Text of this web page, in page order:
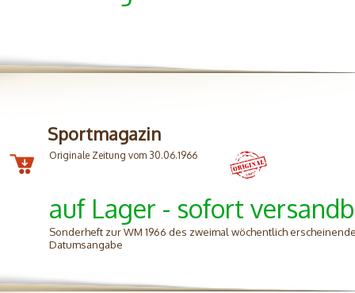
Sportmagazin
Originale Zeitung vom 30.06.1966
auf Lager - sofort
Sonderheft zur WM 1966 des zweimal wöchentlich
Datumsangabe